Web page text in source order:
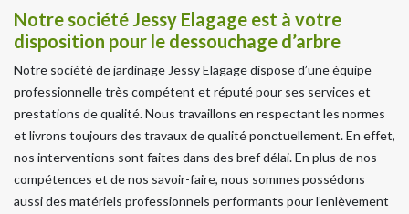
Notre société Jessy Elagage est à votre
disposition pour le dessouchage d’arbre
Notre société de jardinage Jessy Elagage dispose d’une équipe
professionnelle très compétent et réputé pour ses services et
prestations de qualité. Nous travaillons en respectant les normes
et livrons toujours des travaux de qualité ponctuellement. En effet,
nos interventions sont faites dans des bref délai. En plus de nos
compétences et de nos savoir-faire, nous sommes possédons
aussi des matériels professionnels performants pour l’enlèvement